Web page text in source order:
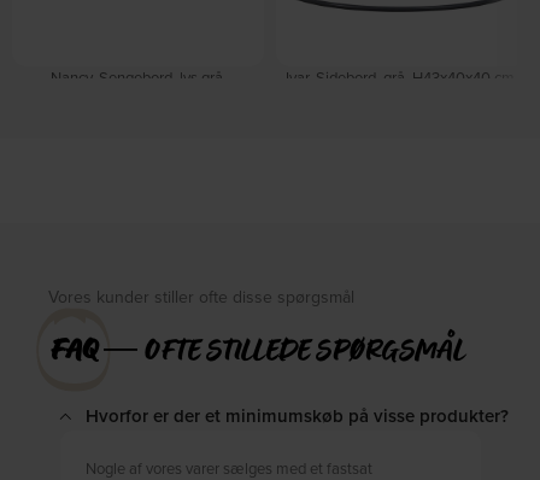
Nancy, Sengebord, lys grå,
Ivar, Sidebord, grå, H43x40x40 cm,
Vores kunder stiller ofte disse spørgsmål
FAQ― OFTE STILLEDE SPØRGSMÅL
Hvorfor er der et minimumskøb på visse produkter?
Nogle af vores varer sælges med et fastsat